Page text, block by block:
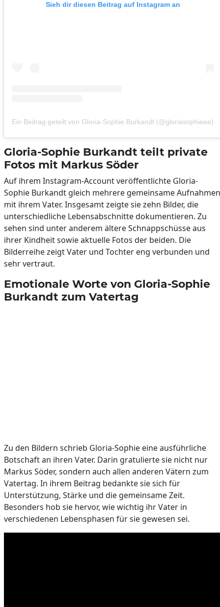
Sieh dir diesen Beitrag auf Instagram an
Ein Beitrag geteilt von Gloria-Sophie Burkandt (@gloriasophieee)
Gloria-Sophie Burkandt teilt private
Fotos mit Markus Söder
Auf ihrem Instagram-Account veröffentlichte Gloria-
Sophie Burkandt gleich mehrere gemeinsame Aufnahmen
mit ihrem Vater. Insgesamt zeigte sie zehn Bilder, die
unterschiedliche Lebensabschnitte dokumentieren. Zu
sehen sind unter anderem ältere Schnappschüsse aus
ihrer Kindheit sowie aktuelle Fotos der beiden. Die
Bilderreihe zeigt Vater und Tochter eng verbunden und
sehr vertraut.
Emotionale Worte von Gloria-Sophie
Burkandt zum Vatertag
Zu den Bildern schrieb Gloria-Sophie eine ausführliche
Botschaft an ihren Vater. Darin gratulierte sie nicht nur
Markus Söder, sondern auch allen anderen Vätern zum
Vatertag. In ihrem Beitrag bedankte sie sich für
Unterstützung, Stärke und die gemeinsame Zeit.
Besonders hob sie hervor, wie wichtig ihr Vater in
verschiedenen Lebensphasen für sie gewesen sei.